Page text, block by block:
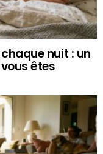
nuit : un
êtes